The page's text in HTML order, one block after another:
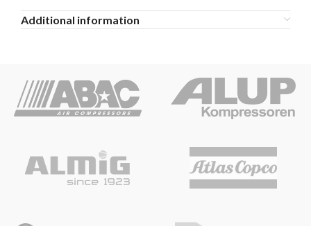
Additional information